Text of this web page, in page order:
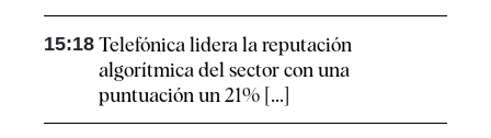
15:18 Telefónica lidera la reputación
algorítmica del sector con una
puntuación un 21% [...]